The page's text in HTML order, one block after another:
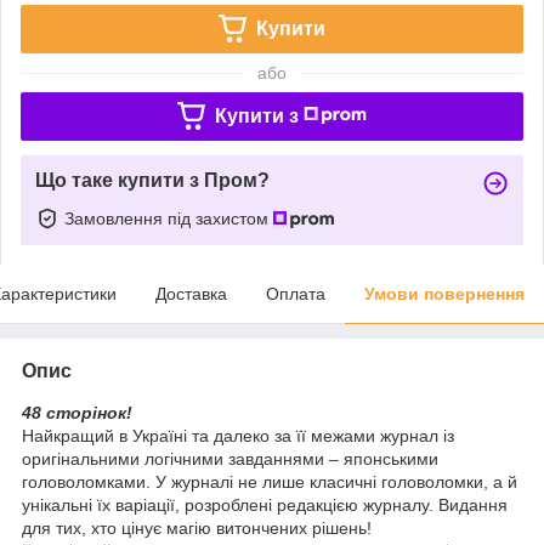
Купити
або
Купити з
Що таке купити з Пром?
Замовлення під захистом
Доставка Оплата Умови повернення
Опис
48 сторінок!
Найкращий в Україні та далеко за її межами журнал із
оригінальними логічними завданнями – японськими
головоломками. У журналі не лише класичні головоломки, а й
унікальні їх варіації, розроблені редакцією журналу. Видання
для тих, хто цінує магію витончених рішень!